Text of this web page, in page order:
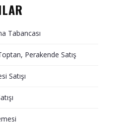
Tabancası
Perakende Satış
Satışı